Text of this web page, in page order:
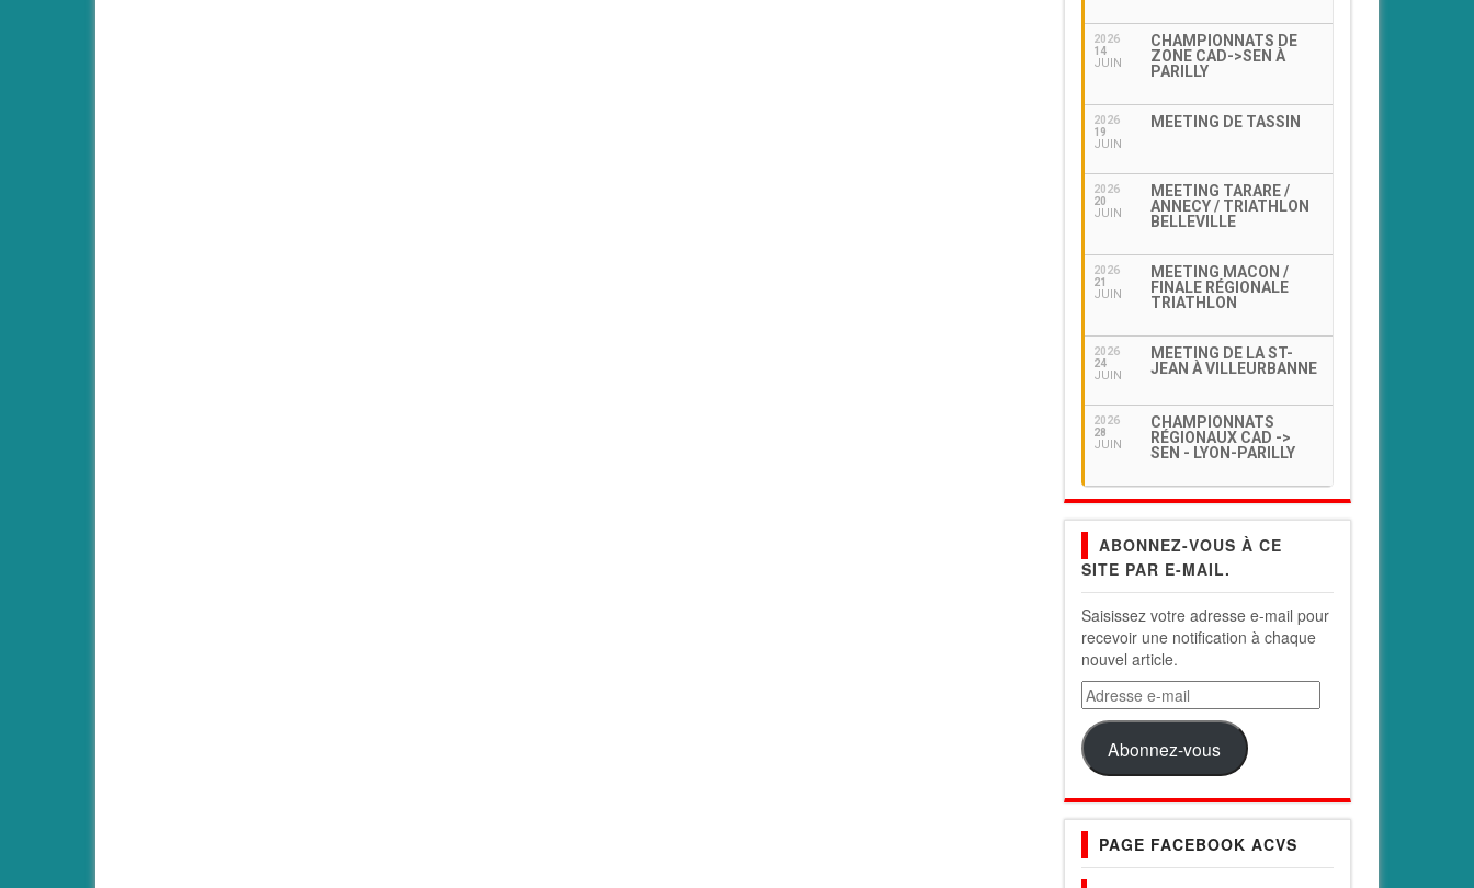
2026
14
JUIN
CHAMPIONNATS DE
ZONE CAD->SEN À
PARILLY
2026
19
JUIN
MEETING DE TASSIN
2026
20
JUIN
MEETING TARARE /
ANNECY / TRIATHLON
BELLEVILLE
2026
21
JUIN
MEETING MACON /
FINALE RÉGIONALE
TRIATHLON
2026
24
JUIN
MEETING DE LA ST-
JEAN À VILLEURBANNE
2026
28
JUIN
CHAMPIONNATS
RÉGIONAUX CAD ->
SEN - LYON-PARILLY
ABONNEZ-VOUS À CE
SITE PAR E-MAIL.
Saisissez votre adresse e-mail pour
recevoir une notification à chaque
nouvel article.
Adresse
e-
mail
Abonnez-vous
PAGE FACEBOOK ACVS